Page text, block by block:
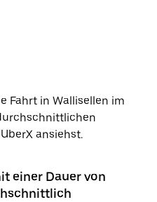
Fahrt in Wallisellen im
ansiehst.
einer Dauer von